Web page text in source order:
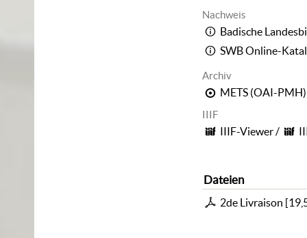
Nachweis
Badische
SWB Online-
Archiv
METS (OAI-PMH)
IIIF
IIIF-Viewer/
Dateien
2de Livraison [